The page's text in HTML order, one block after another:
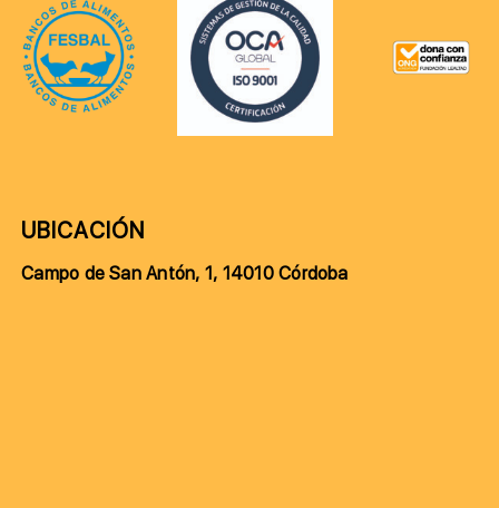
UBICACIÓN
Campo de San Antón, 1, 14010 Córdoba